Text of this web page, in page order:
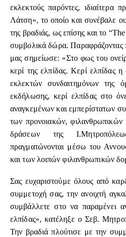
εκλεκτούς παρόντες, ιδιαίτερα
Λάτση», το οποίο και συνέβαλε
της βραδιάς, ως επίσης και το
συμβολικά δώρα. Παραφράζοντας
μας σημείωσε: «Στο φως του
κερί της ελπίδας. Κερί ελπίδας
εκλεκτών συνδαιτημόνων της
εκδήλωσης, κερί ελπίδας στο
αναγκεμένων και εμπερίστατων
των προνοιακών, φιλανθρωπικών
δράσεων της
πραγματώνονται μέσω του
και των λοιπών φιλανθρωπικών
Σας ευχαριστούμε όλους από
συμμετοχή σας, την ανοιχτή
συμβάλλετε στο να παραμένει
ελπίδας», κατέληξε ο Σεβ.
Την βραδιά πλούτισε με την